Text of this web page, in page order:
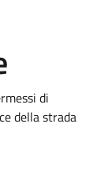
di
della strada